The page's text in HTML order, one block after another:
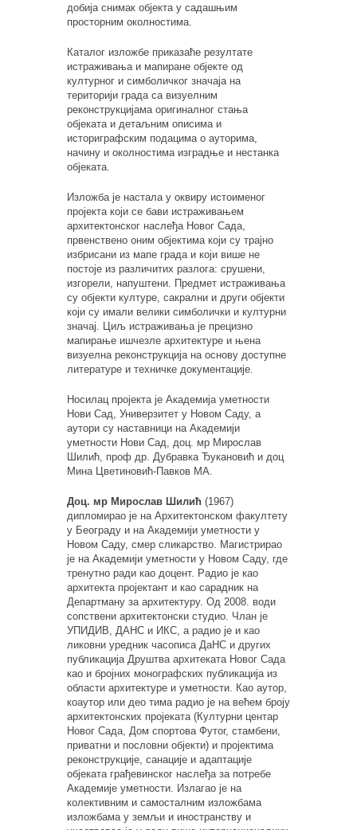
добија снимак објекта у садашњим
просторним околностима.
Каталог изложбе приказаће резултате
истраживања и мапиране објекте од
културног и симболичког значаја на
територији града са визуелним
реконструкцијама оригиналног стања
објеката и детаљним описима и
историграфским подацима о ауторима,
начину и околностима изградње и нестанка
објеката.
Изложба је настала у оквиру истоименог
пројекта који се бави истраживањем
архитектонског наслеђа Новог Сада,
првенствено оним објектима који су трајно
избрисани из мапе града и који више не
постоје из различитих разлога: срушени,
изгорели, напуштени. Предмет истраживања
су објекти културе, сакрални и други објекти
који су имали велики симболички и културни
значај. Циљ истраживања је прецизно
мапирање ишчезле архитектуре и њена
визуелна реконструкција на основу доступне
литературе и техничке документације.
Носилац пројекта је Академија уметности
Нови Сад, Универзитет у Новом Саду, а
аутори су наставници на Академији
уметности Нови Сад, доц. мр Мирослав
Шилић, проф др. Дубравка Ђукановић и доц
Мина Цветиновић-Павков МА.
Доц. мр Мирослав Шилић (1967)
дипломирао је на Архитектонском факултету
у Београду и на Академији уметности у
Новом Саду, смер сликарство. Магистрирао
је на Академији уметности у Новом Саду, где
тренутно ради као доцент. Радио је као
архитекта пројектант и као сарадник на
Департману за архитектуру. Од 2008. води
сопствени архитектонски студио. Члан је
УПИДИВ, ДАНС и ИКС, а радио је и као
ликовни уредник часописа ДаНС и других
публикација Друштва архитеката Новог Сада
као и бројних монографских публикација из
области архитектуре и уметности. Као аутор,
коаутор или део тима радио је на већем броју
архитектонских пројеката (Културни центар
Новог Сада, Дом спортова Футог, стамбени,
приватни и пословни објекти) и пројектима
реконструкције, санације и адаптације
објеката грађевинског наслеђа за потребе
Академије уметности. Излагао је на
колективним и самосталним изложбама
изложбама у земљи и иностранству и